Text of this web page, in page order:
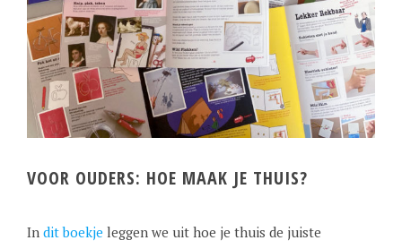
VOOR OUDERS: HOE MAAK JE THUIS?
In dit boekje leggen we uit hoe je thuis de juiste